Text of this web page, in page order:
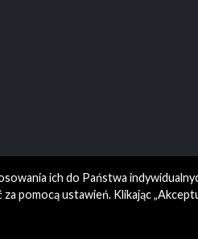
ich do Państwa
ustawień. Klikając